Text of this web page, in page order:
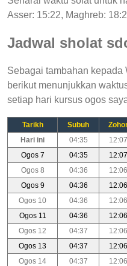
Asser: 15:22, Maghreb:
Jadwal sholat
Sebagai tambahan kepada
berikut menunjukkan
setiap hari kursus ogos
Tarikh Subuh
Hari ini
04:35 12:07
Ogos 7
04:35 12:07
Ogos 8
04:36 12:06
Ogos 9
04:36 12:06
Ogos 10
04:36 12:06
Ogos 11
04:36 12:06
Ogos 12
04:37 12:06
Ogos 13
04:37 12:06
Ogos 14
04:37 12:06